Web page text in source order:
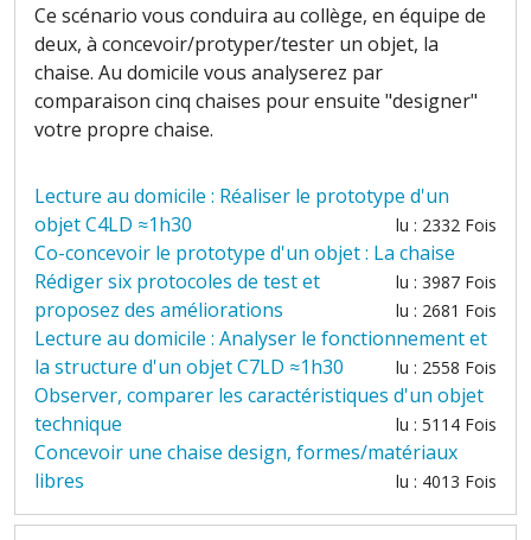
Ce scénario vous conduira au collège, en équipe de
deux, à concevoir/protyper/tester un objet, la
chaise. Au domicile vous analyserez par
comparaison cinq chaises pour ensuite "designer"
votre propre chaise.
Lecture au domicile : Réaliser le prototype d'un
objet C4LD ≈1h30
lu : 2332 Fois
Co-concevoir le prototype d'un objet : La chaise
lu : 3987 Fois
Rédiger six protocoles de test et
proposez des améliorations
lu : 2681 Fois
Lecture au domicile : Analyser le fonctionnement et
la structure d'un objet C7LD ≈1h30
lu : 2558 Fois
Observer, comparer les caractéristiques d'un objet
technique
lu : 5114 Fois
Concevoir une chaise design, formes/matériaux
libres
lu : 4013 Fois